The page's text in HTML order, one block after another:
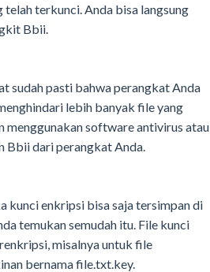
terkunci. Anda bisa langsung
Bbii.
sudah pasti bahwa perangkat Anda
lebih banyak file yang
menggunakan software antivirus atau
Bbii dari perangkat Anda.
kunci enkripsi bisa saja tersimpan di
temukan semudah itu. File kunci
misalnya untuk file
bernama file.txt.key.